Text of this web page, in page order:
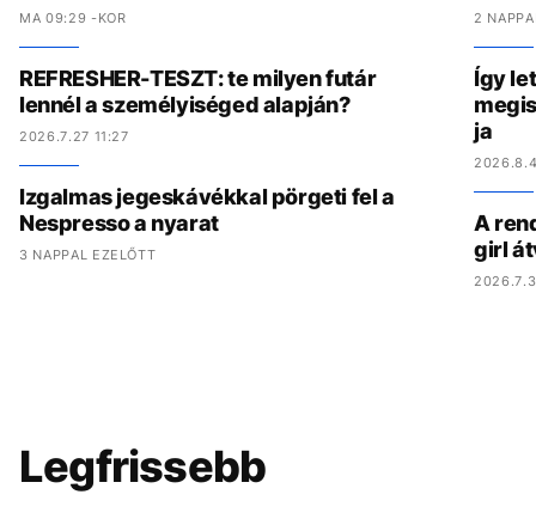
MA 09:29 -KOR
REFRESHER-TESZT: te milyen futár
lennél a személyiséged alapján?
2026.7.27 11:27
Izgalmas jegeskávékkal pörgeti fel a
Nespresso a nyarat
3 NAPPAL EZELŐTT
2
Így
ja
A
girl
Legfrissebb